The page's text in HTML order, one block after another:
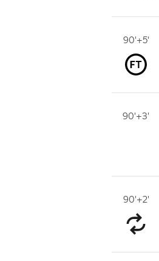
90'+5'
90'+3'
90'+2'